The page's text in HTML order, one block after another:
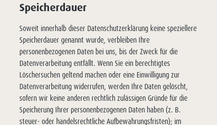
Speicherdauer
Soweit innerhalb dieser Datenschutzerklärung keine speziellere
Speicherdauer genannt wurde, verbleiben Ihre
personenbezogenen Daten bei uns, bis der Zweck für die
Datenverarbeitung entfällt. Wenn Sie ein berechtigtes
Löschersuchen geltend machen oder eine Einwilligung zur
Datenverarbeitung widerrufen, werden Ihre Daten gelöscht,
sofern wir keine anderen rechtlich zulässigen Gründe für die
Speicherung Ihrer personenbezogenen Daten haben (z. B.
steuer- oder handelsrechtliche Aufbewahrungsfristen); im